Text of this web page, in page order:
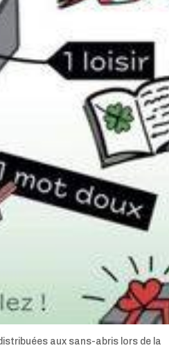
aux sans-abris lors de la